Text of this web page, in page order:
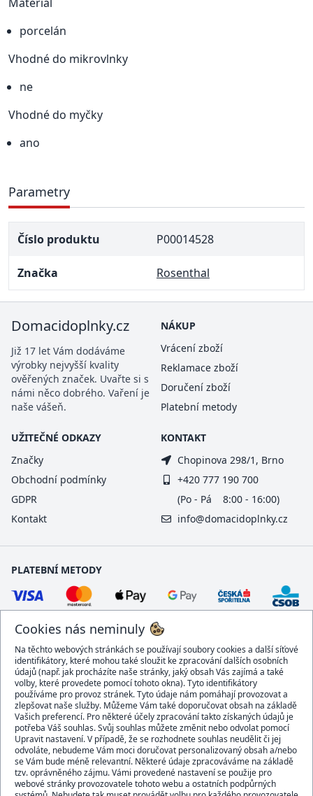
porcelán
Vhodné do mikrovlnky
ne
Vhodné do myčky
ano
Parametry
Číslo produktu P00014528
Značka Rosenthal
Cookies nás neminuly
Na těchto webových stránkách se používají soubory cookies a další síťové
identifikátory, které mohou také sloužit ke zpracování dalších osobních
údajů (např. jak procházíte naše stránky, jaký obsah Vás zajímá a také
volby, které provedete pomocí tohoto okna). Tyto identifikátory
používáme pro provoz stránek. Tyto údaje nám pomáhají provozovat a
zlepšovat naše služby. Můžeme Vám také doporučovat obsah na základě
Vašich preferencí. Pro některé účely zpracování takto získaných údajů je
potřeba Váš souhlas. Svůj souhlas můžete změnit nebo odvolat pomocí
Upravit nastavení. V případě, že se rozhodnete souhlas neudělit či jej
odvoláte, nebudeme Vám moci doručovat personalizovaný obsah a/nebo
se Vám bude méně relevantní. Některé údaje zpracováváme na základě
tzv. oprávněného zájmu. Vámi provedené nastavení se použije pro
webové stránky provozovatele tohoto webu a ostatních podpůrných
Domacidoplnky.cz
Již 17 let Vám dodáváme
výrobky nejvyšší kvality
ověřených značek. Uvařte si s
námi něco dobrého. Vaření je
naše vášeň.
NÁKUP
Vrácení zboží
Reklamace zboží
Doručení zboží
Platební metody
UŽITEČNÉ ODKAZY
Značky
Obchodní podmínky
GDPR
Kontakt
KONTAKT
Chopinova 298/1, Brno
+420 777 190 700
(Po - Pá 8:00 - 16:00)
info@domacidoplnky.cz
PLATEBNÍ METODY
DOPRAVCI
BEZPEČNÝ OBCHOD